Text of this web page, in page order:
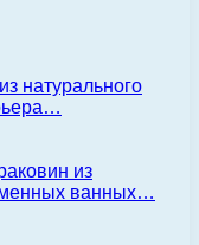
натурального
из
ванных…